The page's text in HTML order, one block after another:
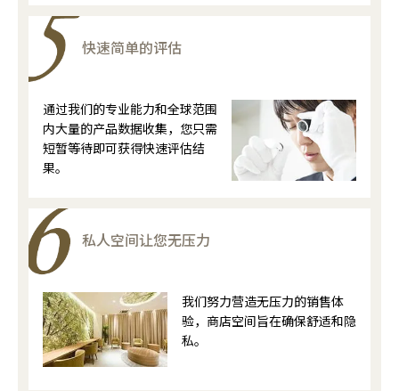
快速简单的评估
通过我们的专业能力和全球范围
内大量的产品数据收集，您只需
短暂等待即可获得快速评估结
果。
私人空间让您无压力
我们努力营造无压力的销售体
验，商店空间旨在确保舒适和隐
私。